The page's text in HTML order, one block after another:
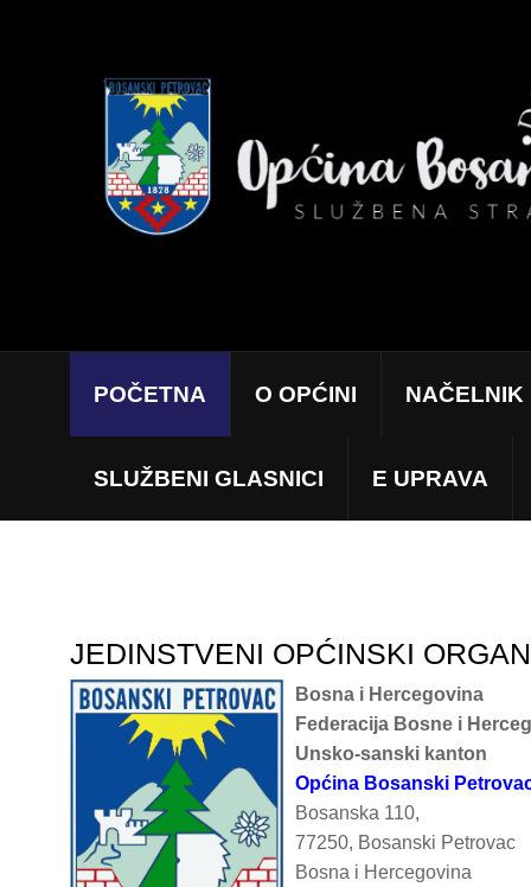
POČETNA O OPĆINI NAČELNIK
SLUŽBENI GLASNICI E UPRAVA
JEDINSTVENI OPĆINSKI
Bosna i Hercegovina
Federacija Bosne i
Unsko-sanski kanton
Općina Bosanski
Bosanska 110,
77250, Bosanski Petrovac
Bosna i Hercegovina